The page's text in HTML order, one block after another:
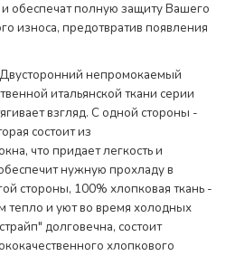
обеспечат полную защиту Вашего
износа, предотвратив появления
Двусторонний непромокаемый
итальянской ткани серии
взгляд. С одной стороны -
состоит из
что придает легкость и
нужную прохладу в
стороны, 100% хлопковая ткань -
тепло и уют во время холодных
долговечна, состоит
хлопкового